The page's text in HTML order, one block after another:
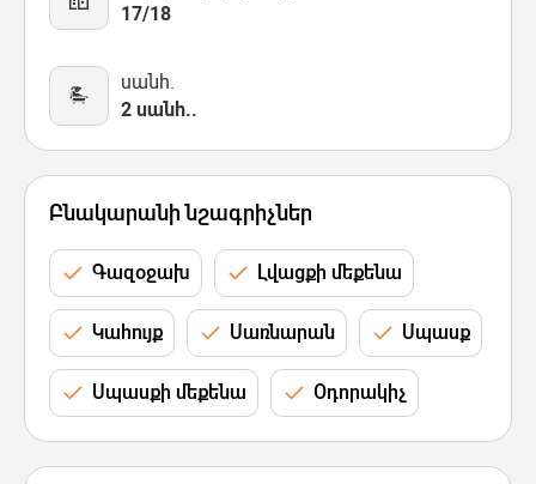
17/18
սանհ.
2 սանհ..
Բնակարանի նշագրիչներ
Գազօջախ Լվացքի մեքենա
Կահույք Սառնարան Սպասք
Սպասքի մեքենա Օդորակիչ